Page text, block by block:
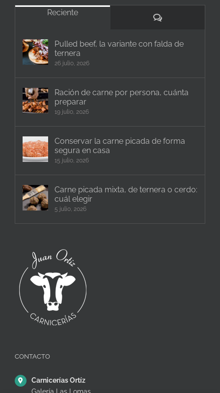
Reciente
Comentarios
Pulled beef, la variante con falda de
ternera
26 julio, 2026
Ración de carne por persona, cuánta
preparar
19 julio, 2026
Conservar la carne picada de forma
segura en casa
15 julio, 2026
Carne picada mixta, de ternera o cerdo:
cuál elegir
5 julio, 2026
CONTACTO
Carnicerías Ortíz